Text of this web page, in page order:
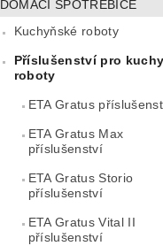
DOMÁCÍ SPOTŘEBIČE
Kuchyňské roboty
Příslušenství pro
roboty
ETA Gratus
ETA Gratus Max
příslušenství
ETA Gratus Storio
příslušenství
ETA Gratus Vital II
příslušenství